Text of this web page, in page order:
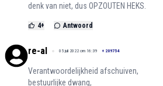
denk van niet, dus OPZOUTEN HEKS.
4+ Antwoord
re-al 05 juli 2022 om 16:39 + 209754
Verantwoordelijkheid afschuiven,
bestuurlijke dwang,